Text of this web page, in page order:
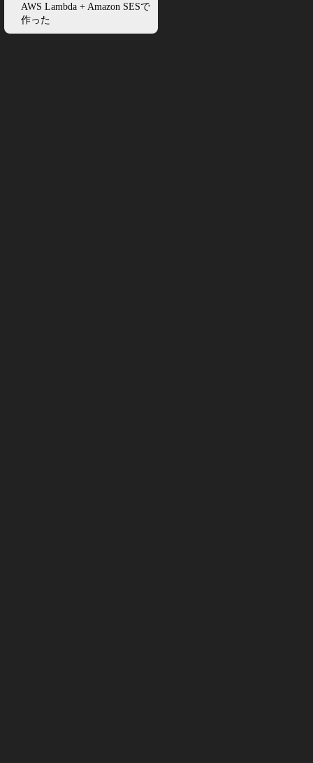
AWS Lambda + Amazon SESで
作った